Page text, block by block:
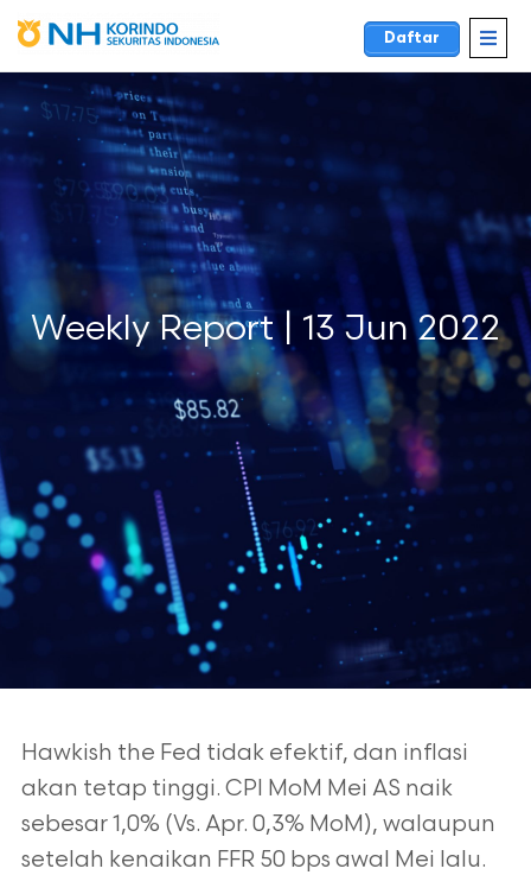
Daftar
Weekly Report | 13 Jun 2022
Hawkish the Fed tidak efektif, dan inflasi
akan tetap tinggi. CPI MoM Mei AS naik
sebesar 1,0% (Vs. Apr. 0,3% MoM), walaupun
setelah kenaikan FFR 50 bps awal Mei lalu.